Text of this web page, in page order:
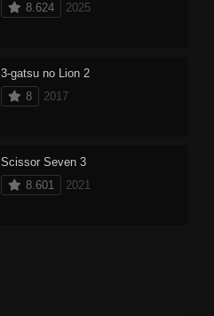
8.624
2025
3-gatsu no Lion 2
8
2017
Scissor Seven 3
8.601
2021